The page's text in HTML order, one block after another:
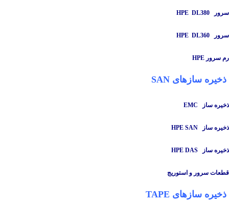
سرور HPE DL380
سرور HPE DL360
رم سرور HPE
ذخیره سازهای SAN
ذخیره ساز
ذخیره ساز HPE SAN
ذخیره ساز HPE DAS
قطعات سرور و استوریج
ذخیره سازهای TAPE